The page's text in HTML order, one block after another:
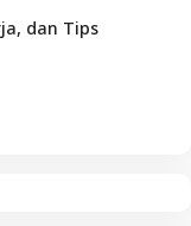
dan Tips